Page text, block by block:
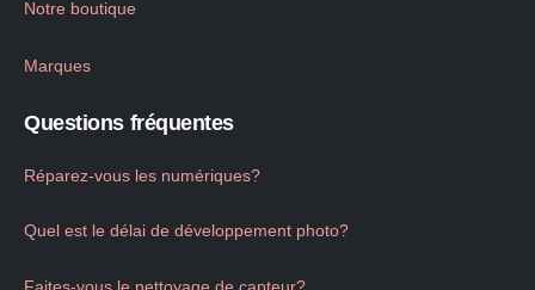
Notre boutique
Marques
Questions fréquentes
Réparez-vous les numériques?
Quel est le délai de développement photo?
Faites-vous le nettoyage de capteur?